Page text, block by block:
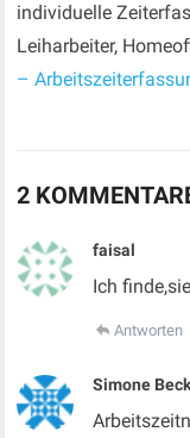
individuelle
Leiharbeiter,
–
2
faisal
Ich
Antworten
Simone